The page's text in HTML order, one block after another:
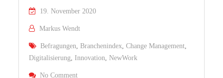
19. November 2020
Markus Wendt
Befragungen ,Branchenindex ,Change Management
Digitalisierung
Innovation ,NewWork
No CommentOn #Mein2020in4Worten: Dann Eben Alles Digital